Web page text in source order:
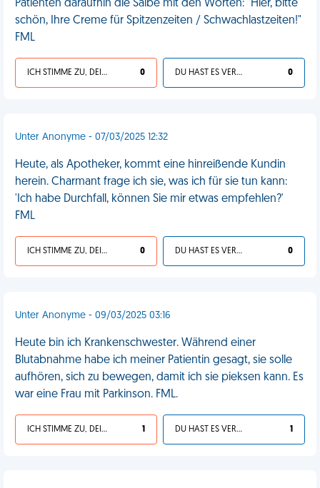
Patienten daraufhin die Salbe mit den Worten: "Hier, bitte
schön, Ihre Creme für Spitzenzeiten / Schwachlastzeiten!"
FML
ICH STIMME ZU, DEIN LEBEN IST SCHEISSE 0 DU HAST ES VERDIENT 0
Unter Anonyme - 07/03/2025 12:32
Heute, als Apotheker, kommt eine hinreißende Kundin
herein. Charmant frage ich sie, was ich für sie tun kann:
'Ich habe Durchfall, können Sie mir etwas empfehlen?'
FML
ICH STIMME ZU, DEIN LEBEN IST SCHEISSE 0 DU HAST ES VERDIENT 0
Unter Anonyme - 09/03/2025 03:16
Heute bin ich Krankenschwester. Während einer
Blutabnahme habe ich meiner Patientin gesagt, sie solle
aufhören, sich zu bewegen, damit ich sie pieksen kann. Es
war eine Frau mit Parkinson. FML.
ICH STIMME ZU, DEIN LEBEN IST SCHEISSE 1 DU HAST ES VERDIENT 1